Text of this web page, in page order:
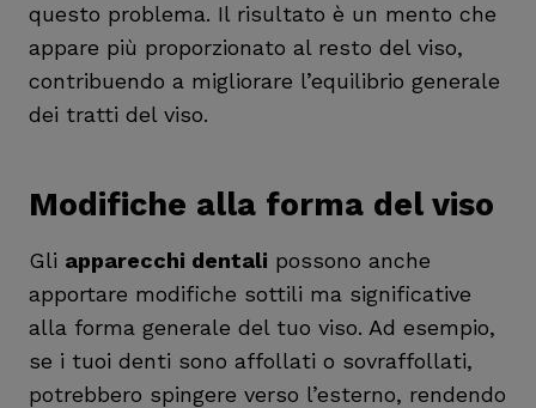
questo problema. Il risultato è un mento che
appare più proporzionato al resto del viso,
contribuendo a migliorare l’equilibrio generale
dei tratti del viso.
Modifiche alla forma del viso
Gli apparecchi dentali possono anche
apportare modifiche sottili ma significative
alla forma generale del tuo viso. Ad esempio,
se i tuoi denti sono affollati o sovraffollati,
potrebbero spingere verso l’esterno, rendendo